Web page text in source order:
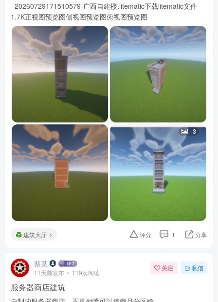
20260729171510579-广西自建楼.litematic下载litematic文件
1.7K正视图预览图侧视图预览图俯视图预览图
+3
建筑大厅 评分 1 分享
蔡某
11天前发布 119次阅读
关注 私信
服务器商店建筑